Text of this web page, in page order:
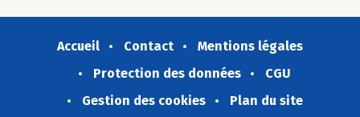
Accueil Contact
Mentions légales
Protection des données
CGU
Gestion des cookies
Plan du site